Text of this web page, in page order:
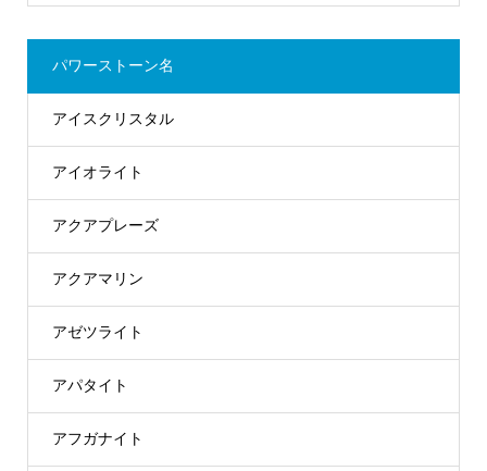
パワーストーン名
アイスクリスタル
アイオライト
アクアプレーズ
アクアマリン
アゼツライト
アパタイト
アフガナイト